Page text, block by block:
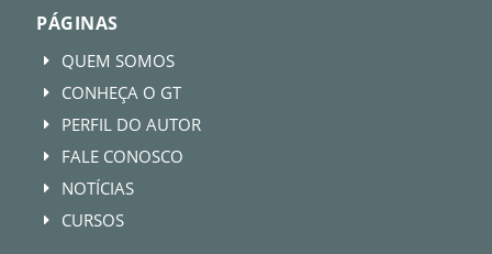
PÁGINAS
E QUEM SOMOS
E CONHEÇA O GT
E PERFIL DO AUTOR
E FALE CONOSCO
E NOTÍCIAS
E CURSOS